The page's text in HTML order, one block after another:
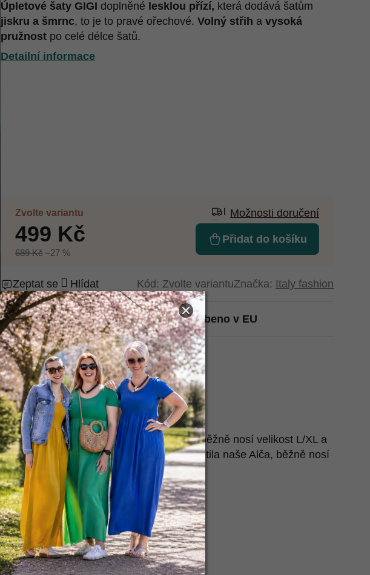
Zvolte variantu Možnosti doručení
689 Kč –27 %
499 Kč Přidat do košíku
Rozměry:
přes prsa:2x 60-68 cm
přes boky:2x 68-73 cm
délka rukávu (od krku):67 cm
celková délka:98 cm
Tento model pro tebe nafotila naše Péťa, běžně nosí velikost L/XL a
její míry najdeš zde. Také ho pro tebe nafotila naše Alča, běžně nosí
velikost 2XL a její míry najdeš
zde.
Úpletové šaty GIGI doplněné lesklou přízí, která dodává šatům
jiskru a šmrnc, to je to pravé ořechové. Volný střih a vysoká
pružnost po celé délce šatů.
Detailní informace
Zeptat se Hlídat Značka: Italy fashion
Kód: Zvolte variantu
99% spokojenost na Heurece Vyrobeno v EU